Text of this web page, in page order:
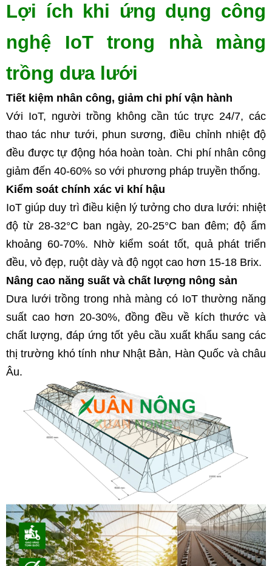
Lợi ích khi ứng dụng công
nghệ IoT trong nhà màng
trồng dưa lưới
Tiết kiệm nhân công, giảm chi phí vận hành
Với IoT, người trồng không cần túc trực 24/7, các
thao tác như tưới, phun sương, điều chỉnh nhiệt độ
đều được tự động hóa hoàn toàn. Chi phí nhân công
giảm đến 40-60% so với phương pháp truyền thống.
Kiểm soát chính xác vi khí hậu
IoT giúp duy trì điều kiện lý tưởng cho dưa lưới: nhiệt
độ từ 28-32°C ban ngày, 20-25°C ban đêm; độ ẩm
khoảng 60-70%. Nhờ kiểm soát tốt, quả phát triển
đều, vỏ đẹp, ruột dày và độ ngọt cao hơn 15-18 Brix.
Nâng cao năng suất và chất lượng nông sản
Dưa lưới trồng trong nhà màng có IoT thường năng
suất cao hơn 20-30%, đồng đều về kích thước và
chất lượng, đáp ứng tốt yêu cầu xuất khẩu sang các
thị trường khó tính như Nhật Bản, Hàn Quốc và châu
Âu.